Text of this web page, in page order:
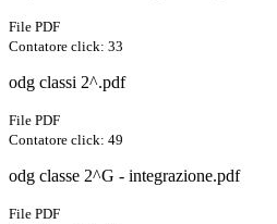
File PDF
Contatore click: 33
odg classi 2^.pdf
File PDF
Contatore click: 49
odg classe 2^G - integrazione.pdf
File PDF